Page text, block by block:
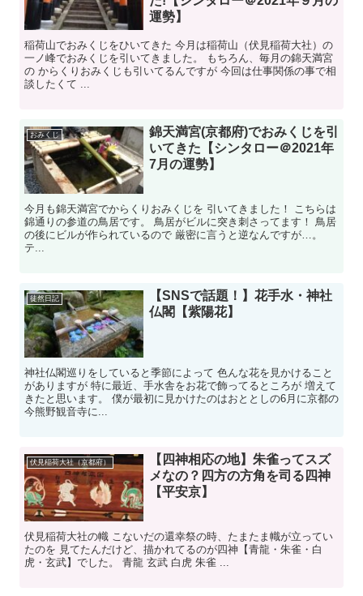
運勢】
稲荷山でおみくじをひいてきた 今月は稲荷山（伏見稲荷大社）の
一ノ峰でおみくじを引いてきました。 もちろん、毎月の錦天満宮
の からくりおみくじも引いてるんですが 今回は仕事関係の事で相
談したくて ...
おみくじ
錦天満宮(京都府)でおみくじを引
いてきた【シンタロー＠2021年
7月の運勢】
今月も錦天満宮でからくりおみくじを 引いてきました！ こちらは
錦通りの参道の鳥居です。 鳥居がビルに突き刺さってます！ 鳥居
の後にビルが作られているので 厳密に言うと逆なんですが…。
テ...
徒然日記
【SNSで話題！】花手水・神社
仏閣【紫陽花】
神社仏閣巡りをしていると季節によって 色んな花を見かけること
がありますが 特に最近、手水舎をお花で飾ってるところが 増えて
きたと思います。 僕が最初に見かけたのはおととしの6月に京都の
今熊野観音寺に...
伏見稲荷大社（京都府）
【四神相応の地】朱雀ってスズ
メなの？四方の方角を司る四神
【平安京】
伏見稲荷大社の幟 こないだの還幸祭の時、たまたま幟が立ってい
たのを 見てたんだけど、描かれてるのが四神【青龍・朱雀・白
虎・玄武】でした。 青龍 玄武 白虎 朱雀 ...